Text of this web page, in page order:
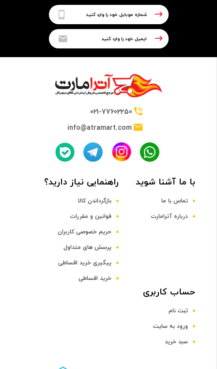
نوع پردازنده
HiSilicon Kirin 655 Chipset
پردازنده مرکزی
Quad-Core Cortex-A53 + Quad-Core Cortex-A53 CPU
Mali-T830 MP2 GPU
صفحه نمایش
سایز صفحه نمایش
021-77602250
info@atramart.com
با ما آشنا شوید
تماس با ما
درباره آترامارت
راهنمایی نیاز دارید؟
بازگرداندن کالا
قوانین و مقررات
حریم خصوصی کاربران
پرسش های متداول
پیگیری خرید اقساطی
خرید اقساطی
حساب کاربری
ثبت نام
ورود به سایت
سبد خرید